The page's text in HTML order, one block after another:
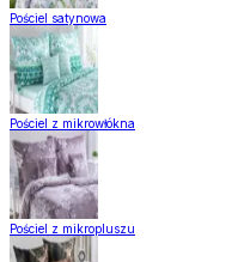
Pościel satynowa
Pościel z mikrowłókna
Pościel z mikropluszu